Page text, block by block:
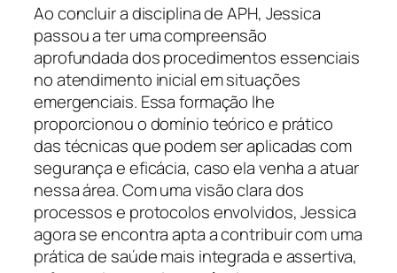
Ao concluir a disciplina de APH, Jessica
passou a ter uma compreensão
aprofundada dos procedimentos essenciais
no atendimento inicial em situações
emergenciais. Essa formação lhe
proporcionou o domínio teórico e prático
das técnicas que podem ser aplicadas com
segurança e eficácia, caso ela venha a atuar
nessa área. Com uma visão clara dos
processos e protocolos envolvidos, Jessica
agora se encontra apta a contribuir com uma
prática de saúde mais integrada e assertiva,